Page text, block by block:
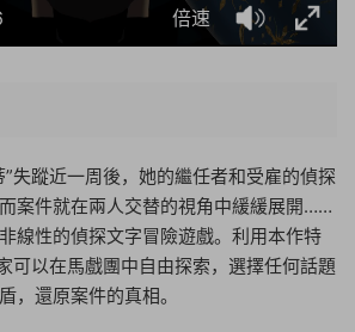
倍速
失蹤近一周後，她的繼任者和受雇的偵探
案件就在兩人交替的視角中緩緩展開……
線性的偵探文字冒險遊戲。利用本作特
可以在馬戲團中自由探索，選擇任何話題
，還原案件的真相。